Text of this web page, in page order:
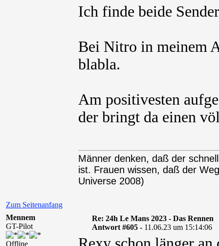
Ich finde beide
Bei Nitro in meinem
blabla.
Am positivesten
der bringt da einen
Zum Seitenanfang
Männer denken, daß der
ist. Frauen wissen, daß der
Universe 2008)
Mennem
GT-Pilot
Offline
Re: 24h Le Mans 2023 - Das Rennen
Antwort #605 - 11.06.23 um 15:14:06